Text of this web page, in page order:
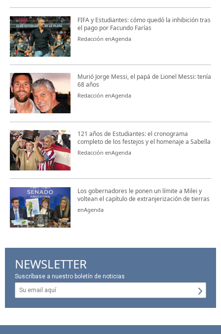
FIFA y Estudiantes: cómo quedó la inhibición tras
el pago por Facundo Farías
Redacción enAgenda
Murió Jorge Messi, el papá de Lionel Messi: tenía
68 años
Redacción enAgenda
121 años de Estudiantes: el cronograma
completo de los festejos y el homenaje a Sabella
Redacción enAgenda
Los gobernadores le ponen un límite a Milei y
voltean el capítulo de extranjerización de tierras
enAgenda
NEWSLETTER
Suscríbase a nuestro boletín de noticias